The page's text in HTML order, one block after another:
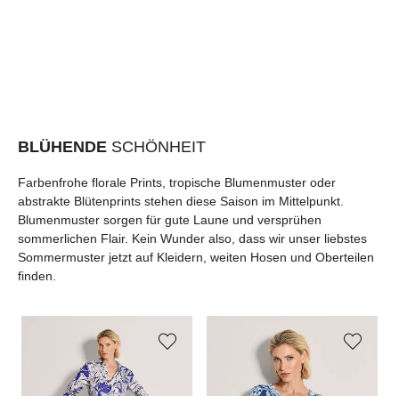
BLÜHENDE SCHÖNHEIT
Farbenfrohe florale Prints, tropische Blumenmuster oder
abstrakte Blütenprints stehen diese Saison im Mittelpunkt.
Blumenmuster sorgen für gute Laune und versprühen
sommerlichen Flair. Kein Wunder also, dass wir unser liebstes
Sommermuster jetzt auf Kleidern, weiten Hosen und Oberteilen
finden.
MADELEINE
MADELEINE
Strickjacke mit Blumenmuster